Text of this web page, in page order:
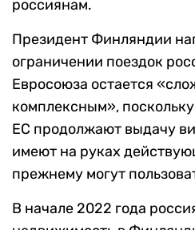
россиянам.
Президент Финляндии
ограничении поездок
Евросоюза остается
комплексным»,
ЕС продолжают выдачу
имеют на руках
прежнему могут
В начале 2022 года